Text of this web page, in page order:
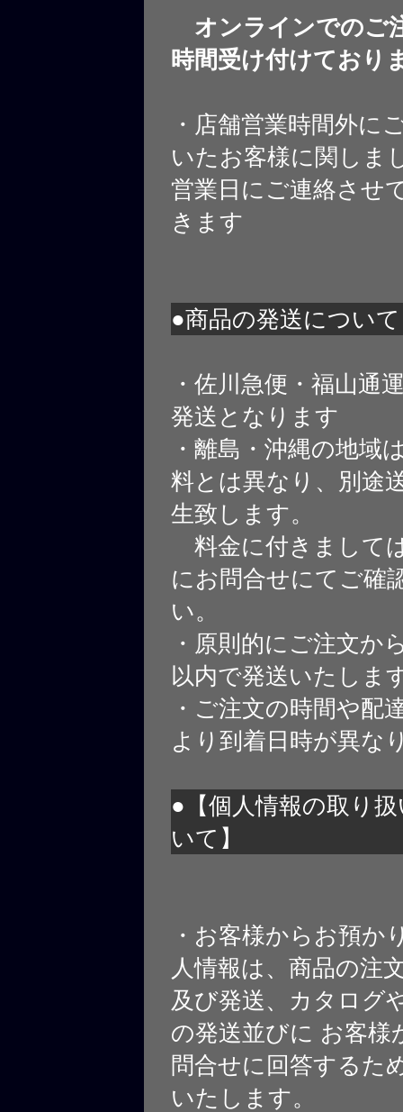
オンラインでのご
時間受け付けており
・店舗営業時間外に
いたお客様に関しま
営業日にご連絡させ
きます
●商品の発送について
・佐川急便・福山通
発送となります
・離島・沖縄の地域
料とは異なり、別途
生致します。
料金に付きまして
にお問合せにてご確
い。
・原則的にご注文か
以内で発送いたしま
・ご注文の時間や配
より到着日時が異な
●【個人情報の取り
いて】
・お客様からお預か
人情報は、商品の注
及び発送、カタログ
の発送並びに お客様
問合せに回答するた
いたします。